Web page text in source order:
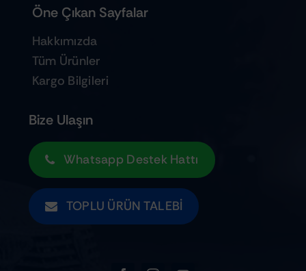
Öne Çıkan Sayfalar
Hakkımızda
Tüm Ürünler
Kargo Bilgileri
Bize Ulaşın
Whatsapp Destek Hattı
TOPLU ÜRÜN TALEBI